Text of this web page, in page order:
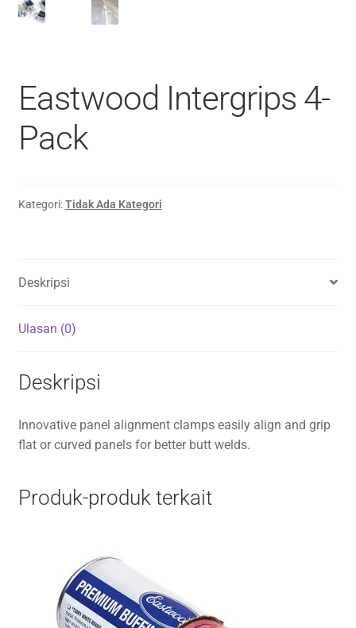
Eastwood Intergrips 4-
Pack
Kategori:Tidak Ada Kategori
Deskripsi
Ulasan (0)
Deskripsi
Innovative panel alignment clamps easily align and grip
flat or curved panels for better butt welds.
Produk-produk terkait